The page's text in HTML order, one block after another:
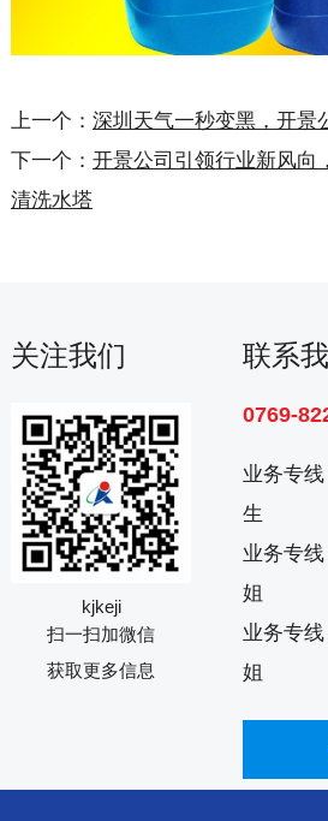
上一个： 深圳天气一秒变黑，开景
下一个： 开景公司引领行业新风向
清洗水塔
关注我们
kjkeji
扫一扫加微信
获取更多信息
联系
0769-
业务专线
生
业务专线
姐
业务专线
姐